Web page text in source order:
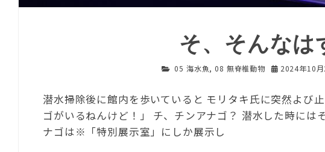
そ、そんなは
05 海水魚,08 無脊椎動物 2024年10
潜水掃除後に館内を歩いていると モリタキ氏に突然よび
ゴがいるねんけど！」 チ、チンアナゴ？ 潜水した時に
ナゴは※「特別展示室」にしか展示し